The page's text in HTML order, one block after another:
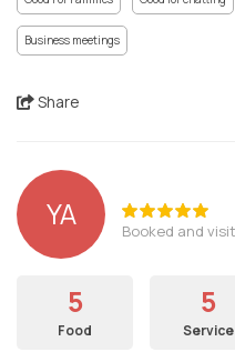
Business meetings
Share
YA Booked and
5
Food
5
Service